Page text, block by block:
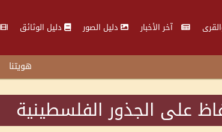
آخر الأخبار دليل الصور دليل الوثائق
هويتنا
على الجذور الفلسطينية